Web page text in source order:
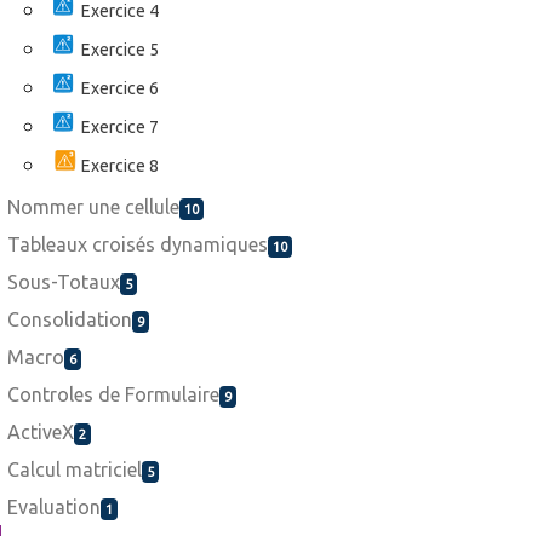
Exercice 4
Exercice 5
Exercice 6
Exercice 7
Exercice 8
Nommer une cellule 10
Tableaux croisés dynamiques 10
Sous-Totaux 5
Consolidation 9
Macro 6
Controles de Formulaire 9
ActiveX 2
Calcul matriciel 5
Evaluation 1